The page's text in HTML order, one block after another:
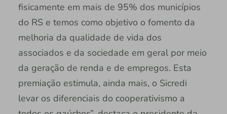
fisicamente em mais de 95% dos municípios
do RS e temos como objetivo o fomento da
melhoria da qualidade de vida dos
associados e da sociedade em geral por meio
da geração de renda e de empregos. Esta
premiação estimula, ainda mais, o Sicredi
levar os diferenciais do cooperativismo a